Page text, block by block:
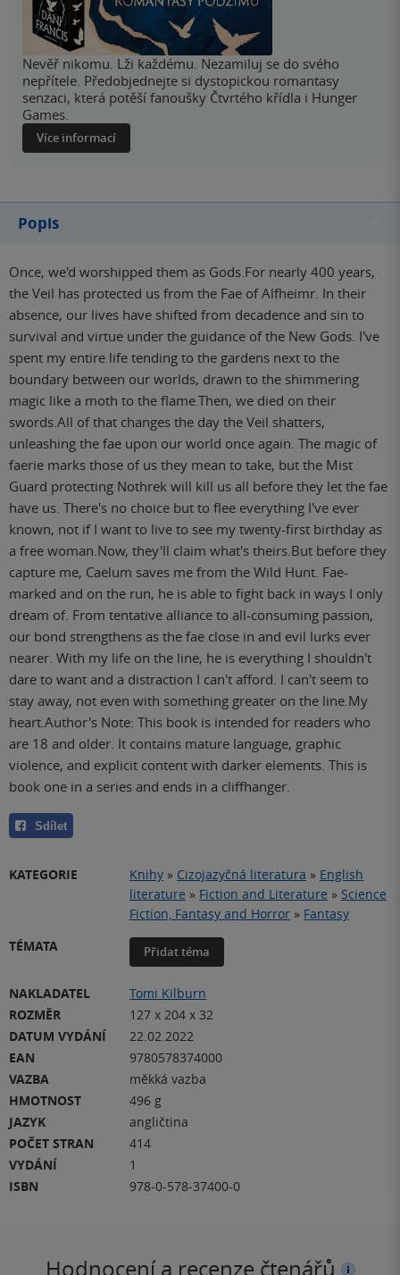
Nevěř nikomu. Lži každému. Nezamiluj se do svého
nepřítele. Předobjednejte si dystopickou romantasy
senzaci, která potěší fanoušky Čtvrtého křídla i Hunger
Games.
Více informací
Popis
Once, we'd worshipped them as Gods.For nearly 400 years,
the Veil has protected us from the Fae of Alfheimr. In their
absence, our lives have shifted from decadence and sin to
survival and virtue under the guidance of the New Gods. I've
spent my entire life tending to the gardens next to the
boundary between our worlds, drawn to the shimmering
magic like a moth to the flame.Then, we died on their
swords.All of that changes the day the Veil shatters,
unleashing the fae upon our world once again. The magic of
faerie marks those of us they mean to take, but the Mist
Guard protecting Nothrek will kill us all before they let the fae
have us. There's no choice but to flee everything I've ever
known, not if I want to live to see my twenty-first birthday as
a free woman.Now, they'll claim what's theirs.But before they
capture me, Caelum saves me from the Wild Hunt. Fae-
marked and on the run, he is able to fight back in ways I only
dream of. From tentative alliance to all-consuming passion,
our bond strengthens as the fae close in and evil lurks ever
nearer. With my life on the line, he is everything I shouldn't
dare to want and a distraction I can't afford. I can't seem to
stay away, not even with something greater on the line.My
heart.Author's Note: This book is intended for readers who
are 18 and older. It contains mature language, graphic
violence, and explicit content with darker elements. This is
book one in a series and ends in a cliffhanger.
Sdílet
KATEGORIE Knihy » Cizojazyčná literatura » English
literature » Fiction and Literature » Science
Fiction, Fantasy and Horror » Fantasy
TÉMATA
Přidat téma
NAKLADATEL
Tomi Kilburn
ROZMĚR
127 x 204 x 32
DATUM VYDÁNÍ
22.02.2022
EAN
9780578374000
VAZBA
měkká vazba
HMOTNOST
496 g
JAZYK
angličtina
POČET STRAN
414
VYDÁNÍ
1
ISBN
978-0-578-37400-0
Hodnocení a recenze čtenářů